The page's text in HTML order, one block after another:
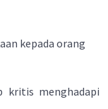
kepada orang
kritis menghadapi